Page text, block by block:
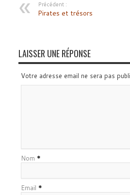
Précédent :
Pirates et trésors
LAISSER UNE RÉPONSE
Votre adresse email ne sera pas
Nom *
Email *